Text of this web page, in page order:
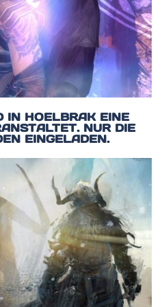
IN HOELBRAK EINE
NUR DIE B
EINGELADEN.